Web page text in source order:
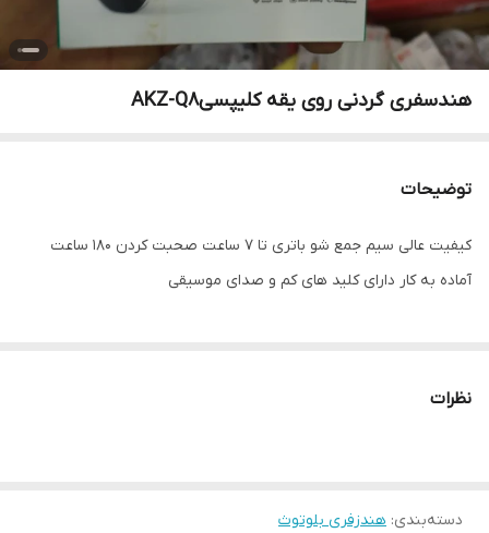
هندسفری گردنی روی یقه کلیپسیAKZ-Q8
توضیحات
کیفیت عالی سیم جمع شو باتری تا 7 ساعت صحبت کردن 180 ساعت
آماده به کار دارای کلید های کم و صدای موسیقی
نظرات
دسته‌بندی: هندزفری بلوتوث